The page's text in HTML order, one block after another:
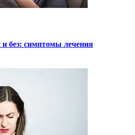
и без: симптомы лечения